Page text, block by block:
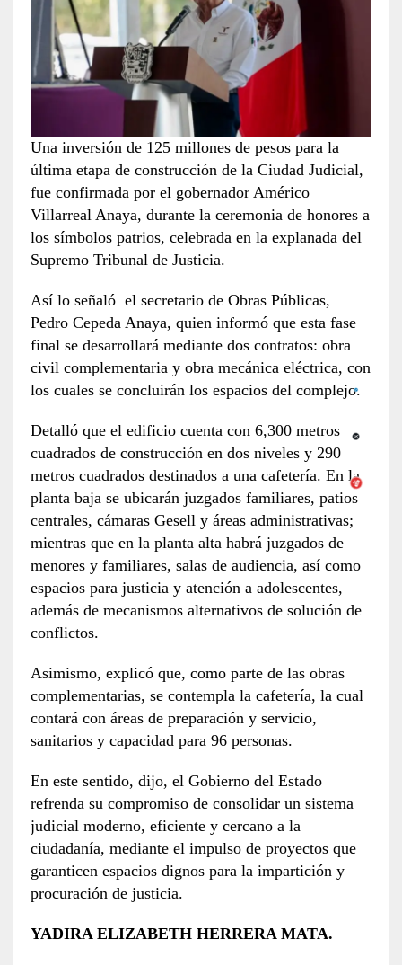
Una inversión de 125 millones de pesos para la
última etapa de construcción de la Ciudad Judicial,
fue confirmada por el gobernador Américo
Villarreal Anaya, durante la ceremonia de honores a
los símbolos patrios, celebrada en la explanada del
Supremo Tribunal de Justicia.
Así lo señaló el secretario de Obras Públicas,
Pedro Cepeda Anaya, quien informó que esta fase
final se desarrollará mediante dos contratos: obra
civil complementaria y obra mecánica eléctrica, con
los cuales se concluirán los espacios del complejo.
Detalló que el edificio cuenta con 6,300 metros
cuadrados de construcción en dos niveles y 290
metros cuadrados destinados a una cafetería. En la
planta baja se ubicarán juzgados familiares, patios
centrales, cámaras Gesell y áreas administrativas;
mientras que en la planta alta habrá juzgados de
menores y familiares, salas de audiencia, así como
espacios para justicia y atención a adolescentes,
además de mecanismos alternativos de solución de
conflictos.
Asimismo, explicó que, como parte de las obras
complementarias, se contempla la cafetería, la cual
contará con áreas de preparación y servicio,
sanitarios y capacidad para 96 personas.
En este sentido, dijo, el Gobierno del Estado
refrenda su compromiso de consolidar un sistema
judicial moderno, eficiente y cercano a la
ciudadanía, mediante el impulso de proyectos que
garanticen espacios dignos para la impartición y
procuración de justicia.
YADIRA ELIZABETH HERRERA MATA.